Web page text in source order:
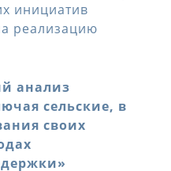
инициатив
реализацию
анализ
сельские, в
своих